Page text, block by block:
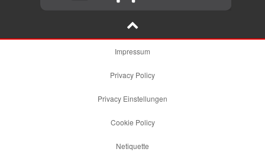
Impressum
Privacy Policy
Privacy Einstellungen
Cookie Policy
Netiquette